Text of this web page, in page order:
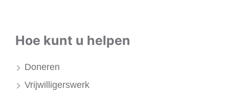
Hoe kunt u helpen
Doneren
Vrijwilligerswerk